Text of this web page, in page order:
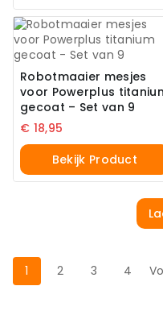
Robotmaaier mesjes
voor Powerplus
gecoat – Set van 9
€ 18,95
Bekijk Product
1 2 3 4